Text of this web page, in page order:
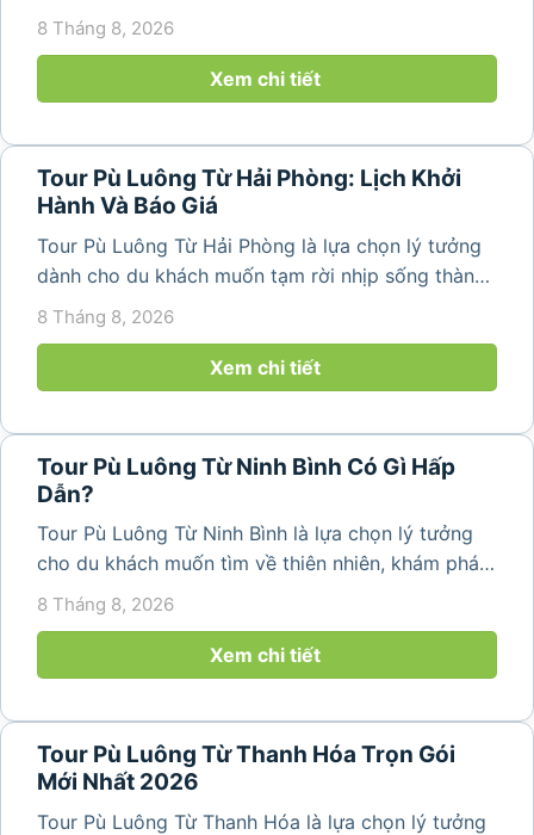
không khí trong lành và khám phá vẻ đẹp bình yên
8 Tháng 8, 2026
Xem chi tiết
Tour Pù Luông Từ Hải Phòng: Lịch Khởi
Hành Và Báo Giá
Tour Pù Luông Từ Hải Phòng là lựa chọn lý tưởng
dành cho du khách muốn tạm rời nhịp sống thành
phố để tìm về không gian núi rừng trong lành,
những bản làng bình yên và cảnh quan ruộng bậc
thang đặc trưng. Từ...
8 Tháng 8, 2026
Xem chi tiết
Tour Pù Luông Từ Ninh Bình Có Gì Hấp
Dẫn?
Tour Pù Luông Từ Ninh Bình là lựa chọn lý tưởng
cho du khách muốn tìm về thiên nhiên, khám phá
bản làng và tận hưởng không gian nghỉ dưỡng yên
8 Tháng 8, 2026
Xem chi tiết
Tour Pù Luông Từ Thanh Hóa Trọn Gói
Mới Nhất 2026
Tour Pù Luông Từ Thanh Hóa là lựa chọn lý tưởng